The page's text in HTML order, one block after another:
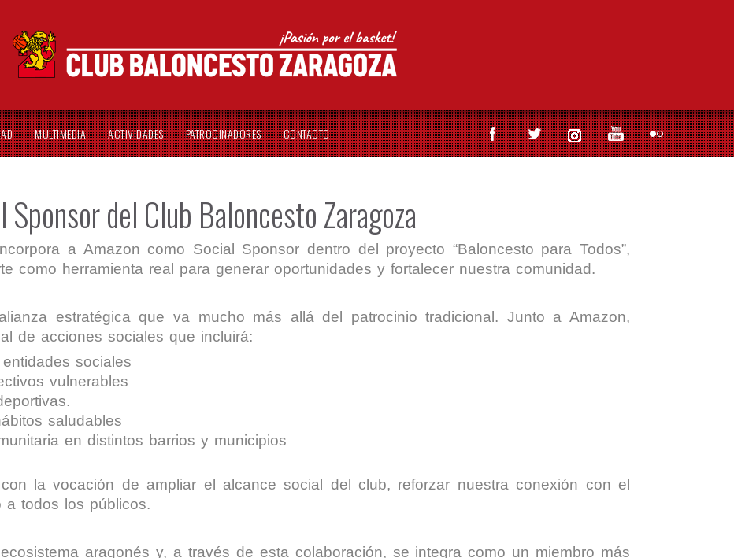
MULTIMEDIA ACTIVIDADES PATROCINADORES CONTACTO
Sponsor del Club Baloncesto Zaragoza
a Amazon como Social Sponsor dentro del proyecto “Baloncesto para Todos”,
como herramienta real para generar oportunidades y fortalecer nuestra comunidad.
estratégica que va mucho más allá del patrocinio tradicional. Junto a Amazon,
de acciones sociales que incluirá:
sociales
vulnerables
saludables
en distintos barrios y municipios
con la vocación de ampliar el alcance social del club, reforzar nuestra conexión con el
a todos los públicos.
aragonés y, a través de esta colaboración, se integra como un miembro más